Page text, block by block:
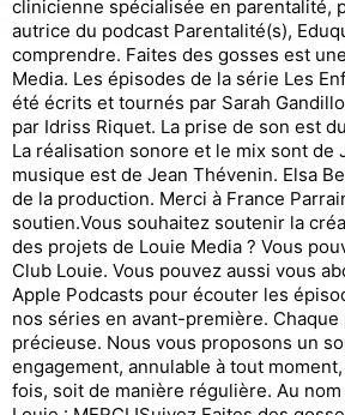
clinicienne spécialisée en parentalité,
autrice du podcast Parentalité(s),
comprendre. Faites des gosses est
Media. Les épisodes de la série Les
été écrits et tournés par Sarah
par Idriss Riquet. La prise de son est
La réalisation sonore et le mix sont de
musique est de Jean Thévenin. Elsa
de la production. Merci à France
soutien.Vous souhaitez soutenir la
des projets de Louie Media ? Vous
Club Louie. Vous pouvez aussi vous
Apple Podcasts pour écouter les
nos séries en avant-première.
précieuse. Nous vous proposons un
engagement, annulable à tout
fois, soit de manière régulière. Au nom